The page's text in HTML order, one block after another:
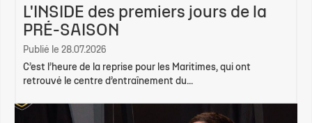
L'INSIDE des premiers jours de la
PRÉ-SAISON
Publié le 28.07.2026
C’est l’heure de la reprise pour les Maritimes, qui ont
retrouvé le centre d’entraînement du...